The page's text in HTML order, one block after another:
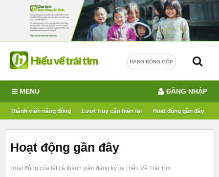
ĐANG ĐÓNG GÓP
MENU
Thành viên năng động Lượt truy cập hiện tại Hoạt động gần đây
ĐĂNG NHẬP
Hoạt động gần đây
Hoạt động của tất cả thành viên đăng ký tại Hiểu Về Trái Tim.